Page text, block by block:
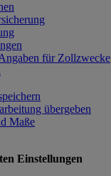
für Zollzwecke
übergeben
Maße
Einstellungen